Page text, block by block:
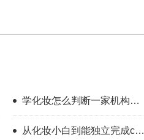
学化妆怎么判断一家机构教
学靠不靠谱？
从化妆小白到能独立完成cos